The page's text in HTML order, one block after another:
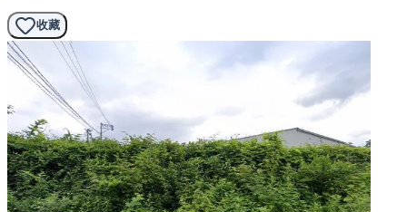
收藏